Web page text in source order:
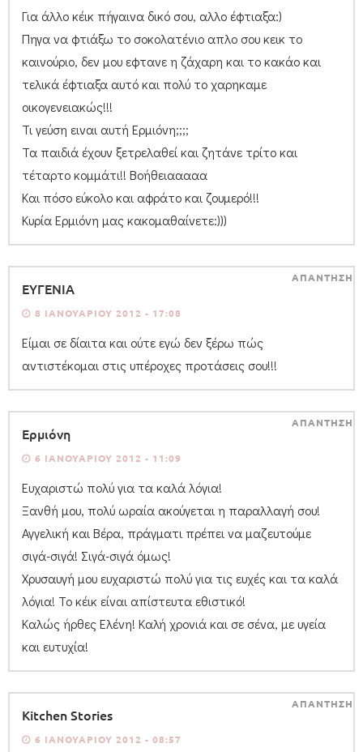
Για άλλο κέικ πήγαινα δικό σου, αλλο έφτιαξα:)
Πηγα να φτιάξω το σοκολατένιο απλο σου κεικ το
καινούριο, δεν μου εφτανε η ζάχαρη και το κακάο και
τελικά έφτιαξα αυτό και πολύ το χαρηκαμε
οικογενειακώς!!!
Τι γεύση ειναι αυτή Ερμιόνη;;;;
Τα παιδιά έχουν ξετρελαθεί και ζητάνε τρίτο και
τέταρτο κομμάτι!! Βοήθειααααα
Και πόσο εύκολο και αφράτο και ζουμερό!!!
Κυρία Ερμιόνη μας κακομαθαίνετε:)))
ΕΥΓΕΝΙΑ
8 ΙΑΝΟΥΑΡΊΟΥ 2012 - 17:08
Είμαι σε δίαιτα και ούτε εγώ δεν ξέρω πώς
αντιστέκομαι στις υπέροχες προτάσεις σου!!!
ΑΠΑΝΤΗΣΗ
Ερμιόνη
6 ΙΑΝΟΥΑΡΊΟΥ 2012 - 11:09
Ευχαριστώ πολύ για τα καλά λόγια!
Ξανθή μου, πολύ ωραία ακούγεται η παραλλαγή σου!
Αγγελική και Βέρα, πράγματι πρέπει να μαζευτούμε
σιγά-σιγά! Σιγά-σιγά όμως!
Χρυσαυγή μου ευχαριστώ πολύ για τις ευχές και τα καλά
λόγια! Το κέικ είναι απίστευτα εθιστικό!
Καλώς ήρθες Ελένη! Καλή χρονιά και σε σένα, με υγεία
και ευτυχία!
ΑΠΑΝΤΗΣΗ
Kitchen Stories
6 ΙΑΝΟΥΑΡΊΟΥ 2012 - 08:57
ΑΠΑΝΤΗΣΗ